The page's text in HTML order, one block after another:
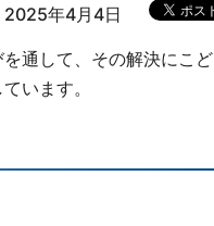
2025年4月4日
通して、その解決にこど
います。